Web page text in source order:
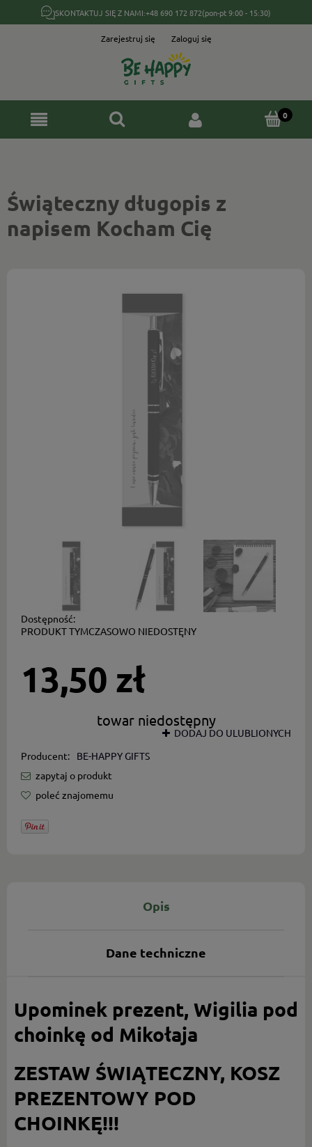
SKONTAKTUJ SIĘ Z NAMI:+48 690 172 872(pon-pt 9:00 - 15:30)
Zarejestruj się Zaloguj się
Świąteczny długopis z
napisem Kocham Cię
Dostępność:
PRODUKT TYMCZASOWO NIEDOSTĘNY
13,50 zł
towar niedostępny
DODAJ DO ULUBLIONYCH
Producent:
BE-HAPPY GIFTS
zapytaj o produkt
poleć znajomemu
Opis
Dane techniczne
Upominek prezent, Wigilia pod
choinkę od Mikołaja
ZESTAW ŚWIĄTECZNY, KOSZ
PREZENTOWY POD
CHOINKĘ!!!